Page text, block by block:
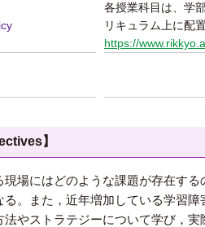
各授業科目は、学
リキュラム上に配
https://
】
場にはどのような課題が存在す
。また，近年増加している学習
やストラテジーについて学び，